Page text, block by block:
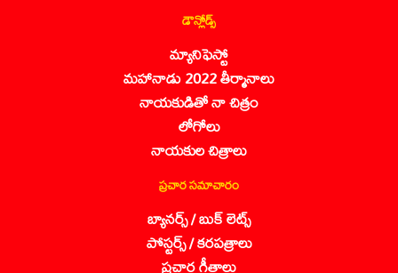
డౌన్లోడ్స్
మ్యానిఫెస్టో
మహానాడు 2022 తీర్మానాలు
నాయకుడితో నా చిత్రం
లోగోలు
నాయకుల చిత్రాలు
ప్రచార సమాచారం
బ్యానర్స్ / బుక్ లెట్స్
పోస్టర్స్ / కరపత్రాలు
ప్రచార గీతాలు